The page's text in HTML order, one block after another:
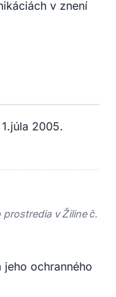
v znení
2005.
v Žiline č.
jeho ochranného